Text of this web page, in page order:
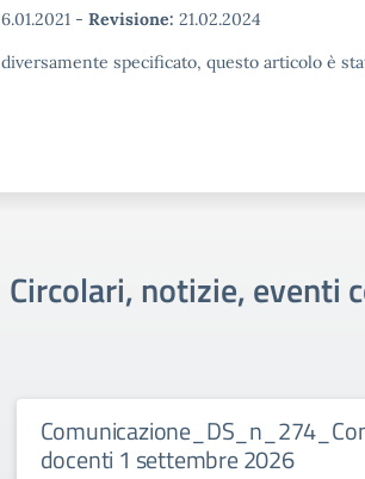
- Revisione: 21.02.2024
specificato, questo articolo è
Circolari, notizie, eventi
docenti 1 settembre 2026